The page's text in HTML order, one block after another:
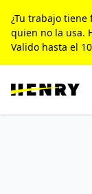
¿Tu trabajo tiene
quien no la usa.
Valido hasta el